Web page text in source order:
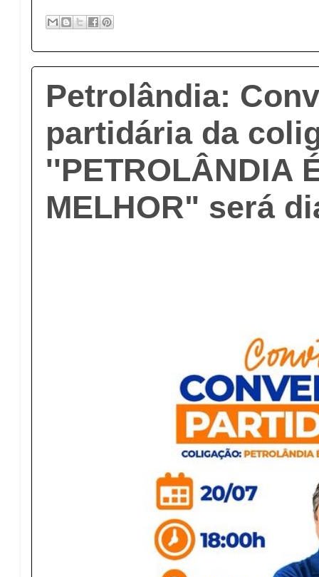
Petrolândia:
partidária da
''PETROLÂNDIA
MELHOR" será